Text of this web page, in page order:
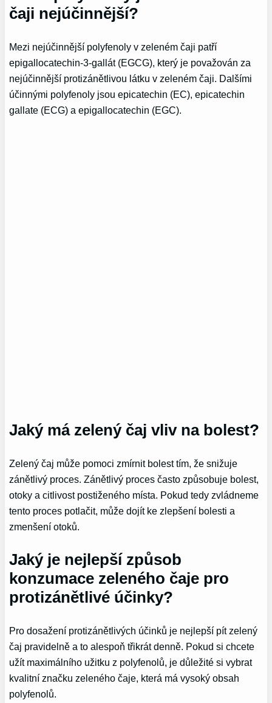
čaji nejúčinnější?
Mezi nejúčinnější polyfenoly v zeleném čaji patří
epigallocatechin-3-gallát (EGCG), který je považován za
nejúčinnější protizánětlivou látku v zeleném čaji. Dalšími
účinnými polyfenoly jsou epicatechin (EC), epicatechin
gallate (ECG) a epigallocatechin (EGC).
Jaký má zelený čaj vliv na bolest?
Zelený čaj může pomoci zmírnit bolest tím, že snižuje
zánětlivý proces. Zánětlivý proces často způsobuje bolest,
otoky a citlivost postiženého místa. Pokud tedy zvládneme
tento proces potlačit, může dojít ke zlepšení bolesti a
zmenšení otoků.
Jaký je nejlepší způsob
konzumace zeleného čaje pro
protizánětlivé účinky?
Pro dosažení protizánětlivých účinků je nejlepší pít zelený
čaj pravidelně a to alespoň třikrát denně. Pokud si chcete
užít maximálního užitku z polyfenolů, je důležité si vybrat
kvalitní značku zeleného čaje, která má vysoký obsah
polyfenolů.